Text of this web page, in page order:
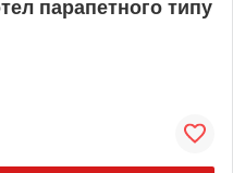
парапетного типу